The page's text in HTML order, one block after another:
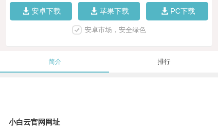
安卓下载 苹果下载 PC下载
安卓市场，安全绿色
简介 排行
小白云官网网址